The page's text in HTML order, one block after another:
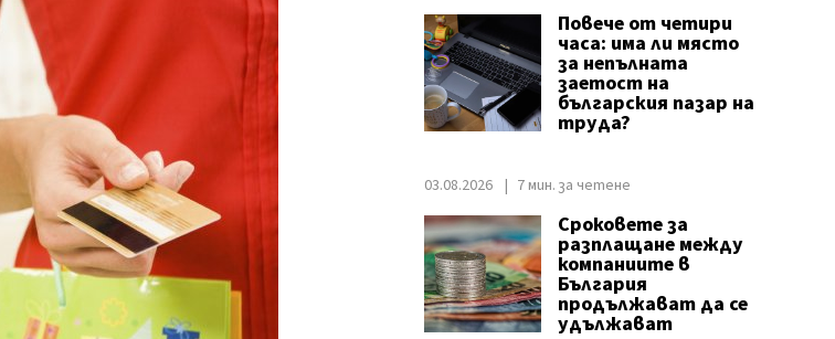
Повече от четири
часа: има ли място
за непълната
заетост на
българския пазар на
труда?
03.08.2026 7 мин. за четене
Сроковете за
разплащане между
компаниите в
България
продължават да се
удължават